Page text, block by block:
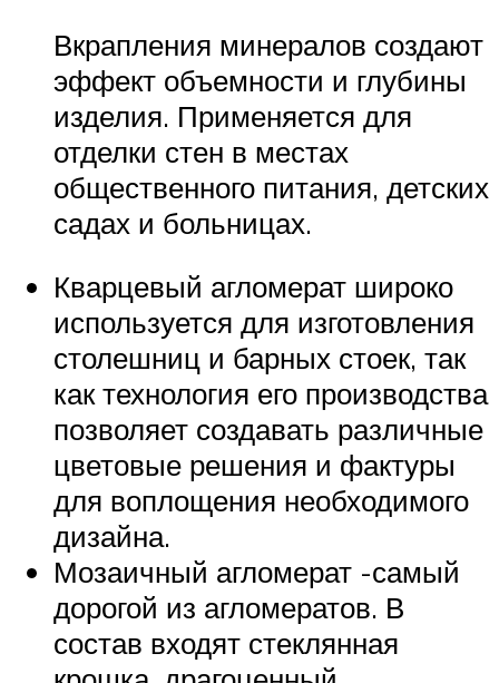
Вкрапления минералов создают
эффект объемности и глубины
изделия. Применяется для
отделки стен в местах
общественного питания, детских
садах и больницах.
Кварцевый агломерат широко
используется для изготовления
столешниц и барных стоек, так
как технология его производства
позволяет создавать различные
цветовые решения и фактуры
для воплощения необходимого
дизайна.
Мозаичный агломерат -самый
дорогой из агломератов. В
состав входят стеклянная